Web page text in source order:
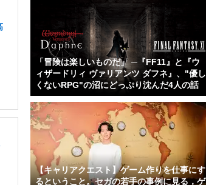
「冒険は楽しいものだ」 ─『FF11』と『ウ
ィザードリィ ヴァリアンツ ダフネ』、"優し
くないRPG"の沼にどっぷり沈んだ4人の話
【キャリアクエスト】ゲーム作りを仕事にす
るということ。セガの若手の事例に見る，ゲ